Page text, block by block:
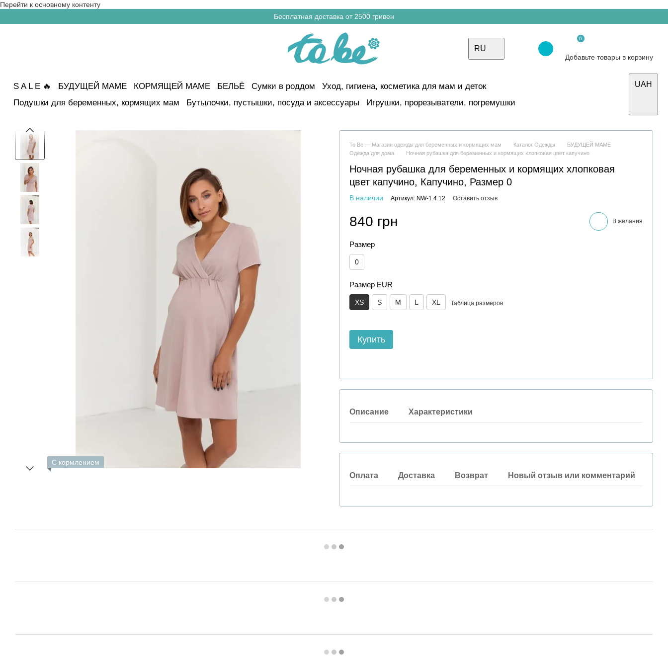
Перейти к основному контенту
Бесплатная доставка от 2500 гривен
RU
0
Добавьте товары в корзину
S A L E 🔥 БУДУЩЕЙ МАМЕ КОРМЯЩЕЙ МАМЕ БЕЛЬЁ Сумки в роддом
Уход, гигиена, косметика для мам и деток
Подушки для беременных, кормящих мам
Бутылочки, пустышки, посуда и аксессуары Игрушки, прорезыватели, погремушки
UAH
С кормлением
To Be — Магазин одежды для беременных и кормящих мам Каталог Одежды
БУДУЩЕЙ МАМЕ
Одежда для дома
Ночная рубашка для беременных и кормящих хлопковая цвет капучино
Ночная рубашка для беременных и кормящих хлопковая
цвет капучино, Капучино, Размер 0
В наличии Артикул: NW-1.4.12 Оставить отзыв
840 грн В желания
Размер
0
Размер EUR
XS S M L XL Таблица размеров
Купить
Описание Характеристики
Оплата Доставка Возврат Новый отзыв или комментарий